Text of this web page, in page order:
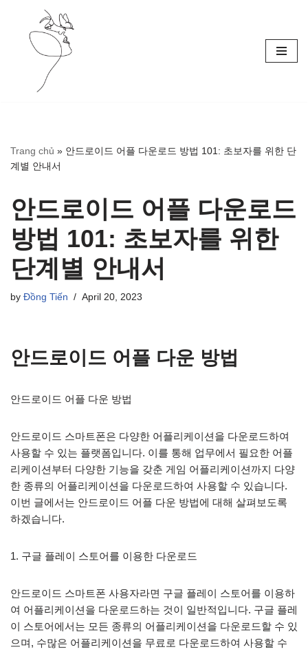
Skip
Trang chủ » 안드로이드 어플 다운로드 방법 101: 초보자를 위한 단
계별 안내서
안드로이드 어플 다운로드
방법 101: 초보자를 위한
단계별 안내서
by Đồng Tiến April 20, 2023
안드로이드 어플 다운 방법
안드로이드 어플 다운 방법
안드로이드 스마트폰은 다양한 어플리케이션을 다운로드하여
사용할 수 있는 플랫폼입니다. 이를 통해 업무에서 필요한 어플
리케이션부터 다양한 기능을 갖춘 게임 어플리케이션까지 다양
한 종류의 어플리케이션을 다운로드하여 사용할 수 있습니다.
이번 글에서는 안드로이드 어플 다운 방법에 대해 살펴보도록
하겠습니다.
1. 구글 플레이 스토어를 이용한 다운로드
안드로이드 스마트폰 사용자라면 구글 플레이 스토어를 이용하
여 어플리케이션을 다운로드하는 것이 일반적입니다. 구글 플레
이 스토어에서는 모든 종류의 어플리케이션을 다운로드할 수 있
으며, 수많은 어플리케이션을 무료로 다운로드하여 사용할 수